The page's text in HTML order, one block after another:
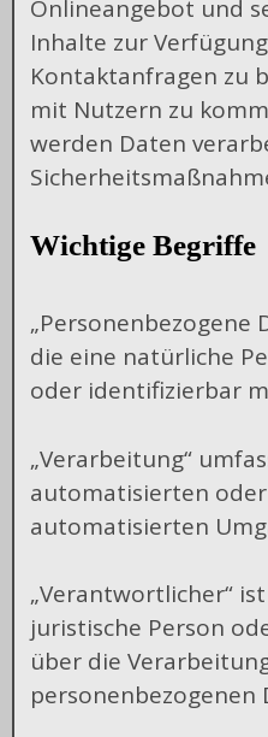
Onlineangebot und
Inhalte zur
Kontaktanfragen zu
mit Nutzern zu
werden Daten
Wichtige Begriffe
„Personenbezogene
die eine natürliche
oder identifizierbar
„Verarbeitung“
automatisierten
automatisierten
„Verantwortlicher“
juristische Person
über die
personenbezogenen